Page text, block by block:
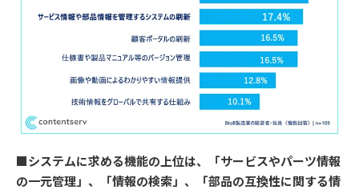
■システムに求める機能の上位は、「サービスやパーツ情報
の一元管理」、「情報の検索」、「部品の互換性に関する情